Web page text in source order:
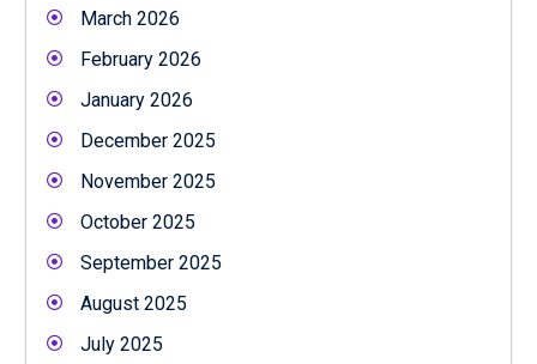
March 2026
February 2026
January 2026
December 2025
November 2025
October 2025
September 2025
August 2025
July 2025